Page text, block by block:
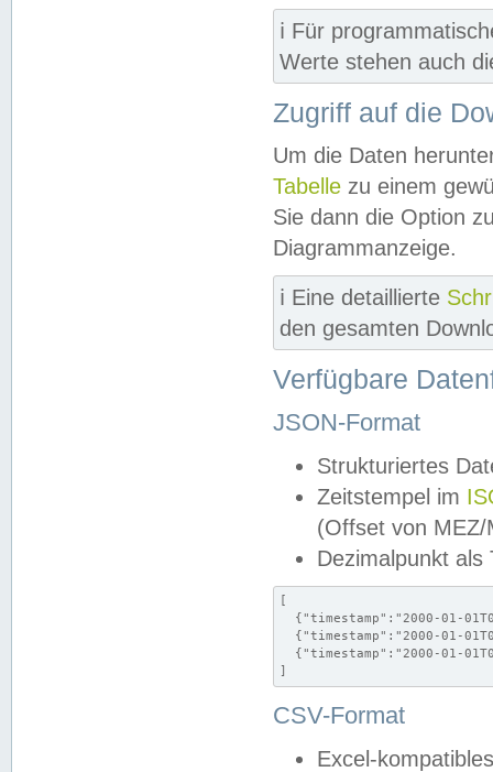
ℹ️ Für
Werte stehen auch
Zugriff auf die
Um die Daten
Tabelle zu einem
Sie dann die Option
Diagrammanzeige.
ℹ️ Eine detaillierte
den gesamten
Verfügbare
JSON-Format
Strukturiertes
Zeitstempel im
(Offset von MEZ/
Dezimalpunkt als
[
{"timestamp":"2000-01-
{"timestamp":"2000-01-
{"timestamp":"2000-01-
]
CSV-Format
Excel-